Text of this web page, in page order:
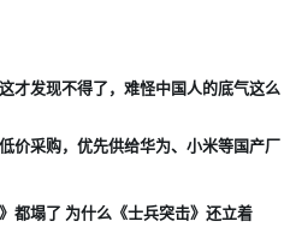
才发现不得了，难怪中国人的底气这么
价采购，优先供给华为、小米等国产厂
都塌了 为什么《士兵突击》还立着